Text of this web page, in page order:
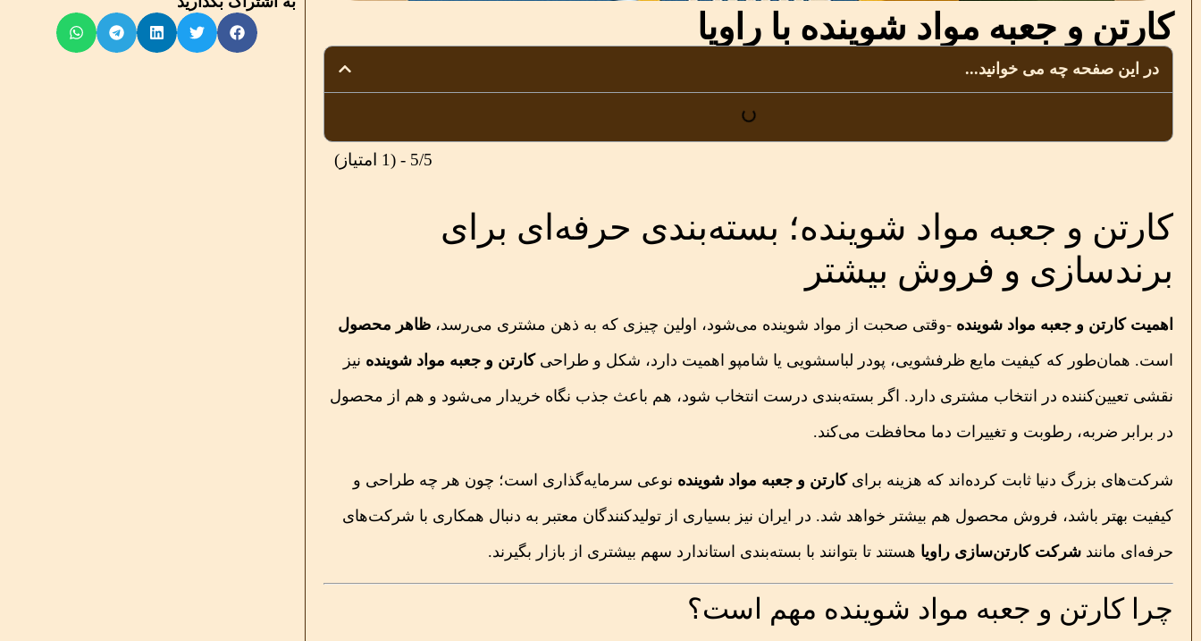
کارتن و جعبه مواد شوینده با راویا
در این صفحه چه می خوانید...
5/5 - (1 امتیاز)
کارتن و جعبه مواد شوینده؛ بسته‌بندی حرفه‌ای برای
برندسازی و فروش بیشتر
اهمیت کارتن و جعبه مواد شوینده -وقتی صحبت از مواد شوینده می‌شود، اولین چیزی که به ذهن مشتری می‌رسد، ظاهر محصول
است. همان‌طور که کیفیت مایع ظرفشویی، پودر لباسشویی یا شامپو اهمیت دارد، شکل و طراحیکارتن و جعبه مواد شوینده نیز
نقشی تعیین‌کننده در انتخاب مشتری دارد. اگر بسته‌بندی درست انتخاب شود، هم باعث جذب نگاه خریدار می‌شود و هم از محصول
در برابر ضربه، رطوبت و تغییرات دما محافظت می‌کند.
شرکت‌های بزرگ دنیا ثابت کرده‌اند که هزینه برایکارتن و جعبه مواد شوینده نوعی سرمایه‌گذاری است؛ چون هر چه طراحی و
کیفیت بهتر باشد، فروش محصول هم بیشتر خواهد شد. در ایران نیز بسیاری از تولیدکنندگان معتبر به دنبال همکاری با شرکت‌های
حرفه‌ای مانند شرکت کارتن‌سازی راویا هستند تا بتوانند با بسته‌بندی استاندارد سهم بیشتری از بازار بگیرند.
چرا کارتن و جعبه مواد شوینده مهم است؟